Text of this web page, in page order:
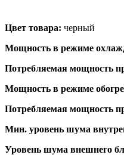
Цвет товара: черный
Мощность в режиме
Потребляемая мощность
Мощность в режиме
Потребляемая мощность
Мин. уровень шума
Уровень шума внешнего